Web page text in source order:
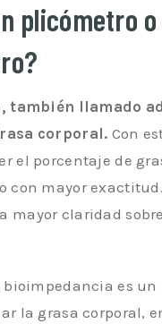
plicómetro o
también llamado
corporal. Con
el porcentaje de
con mayor
mayor claridad
bioimpedancia es
la grasa corporal,